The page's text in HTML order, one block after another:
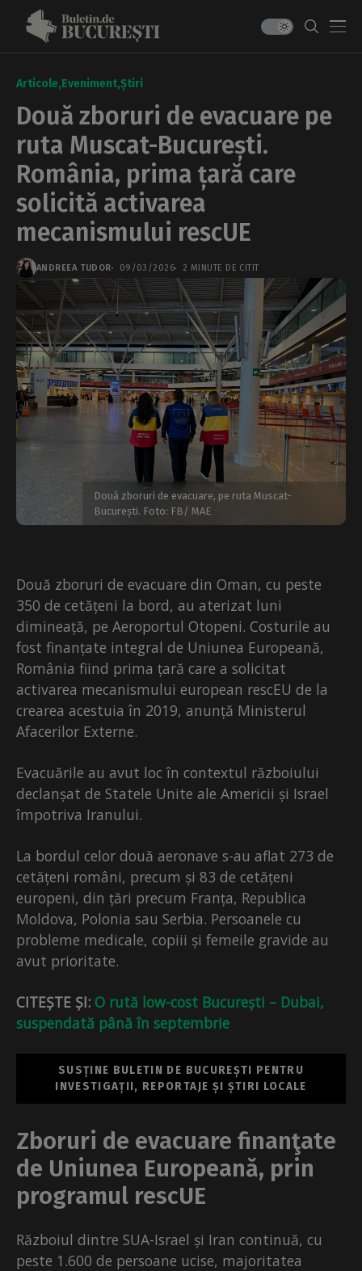
Articole Eveniment Știri
Două zboruri de evacuare pe
ruta Muscat-București.
România, prima țară care
solicită activarea
mecanismului rescUE
ANDREEA TUDOR 09/03/2026 2 MINUTE DE CITIT
Două zboruri de evacuare, pe ruta Muscat-
București. Foto: FB/ MAE
Două zboruri de evacuare din Oman, cu peste
350 de cetățeni la bord, au aterizat luni
dimineață, pe Aeroportul Otopeni. Costurile au
fost finanțate integral de Uniunea Europeană,
România fiind prima țară care a solicitat
activarea mecanismului european rescEU de la
crearea acestuia în 2019, anunță Ministerul
Afacerilor Externe.
Evacuările au avut loc în contextul războiului
declanșat de Statele Unite ale Americii și Israel
împotriva Iranului.
La bordul celor două aeronave s-au aflat 273 de
cetățeni români, precum și 83 de cetățeni
europeni, din țări precum Franța, Republica
Moldova, Polonia sau Serbia. Persoanele cu
probleme medicale, copiii și femeile gravide au
avut prioritate.
CITEȘTE ȘI: O rută low-cost București – Dubai,
suspendată până în septembrie
SUSȚINE BULETIN DE BUCUREȘTI PENTRU
INVESTIGAȚII, REPORTAJE ȘI ȘTIRI LOCALE
Zboruri de evacuare finanţate
de Uniunea Europeană, prin
programul rescUE
Războiul dintre SUA-Israel și Iran continuă, cu
peste 1.600 de persoane ucise, majoritatea